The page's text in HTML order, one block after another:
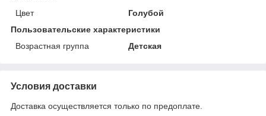
Цвет
Голубой
Пользовательские характеристики
Возрастная группа
Детская
Условия доставки
Доставка осуществляется только по предоплате.